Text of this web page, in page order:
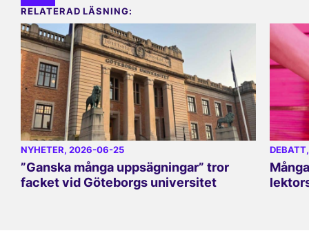
RELATERAD LÄSNING:
NYHETER, 2026-06-25
”Ganska många uppsägningar” tror
facket vid Göteborgs universitet
DEBATT